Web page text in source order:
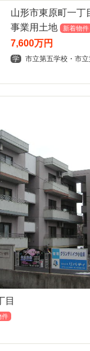
山形市東原町一丁
事業用土地
新着物件
7,600万円
学 市立第五学校・市
目
件